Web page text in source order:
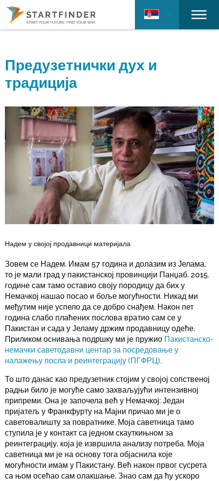
Предузетнички дух и
традиција
Надем у својој продавници материјала
Зовем се Надем. Имам 57 година и долазим из Јелама,
то је мали град у пакистанској провинцији Панџаб. 2015.
године сам тамо оставио своју породицу да бих у
Немачкој нашао посао и боље могућности. Никад ми
међутим није успело да се добро снађем. Након пет
година слабо плаћених послова вратио сам се у
Пакистан и сада у Јеламу држим продавницу одеће.
Приликом оснивања подршку ми је пружио Пакистанско-
немачки саветодавни центар за посредовање у
налажењу посла и реинтеграцију (ПГФРЦ).
То што данас као предузетник стојим у својој сопственој
радњи било је могуће само захваљујући интензивној
припреми. Она је започела већ у Немачкој: Један
пријатељ у Франкфурту на Мајни причао ми је о
саветовалишту за повратнике. Моја саветница тамо
ступила је у контакт са једном скауткињном за
реинтеграцију, која је извршила анализу потреба. Моја
саветница ми је на основу тога објаснила које
могућности имам у Пакистану. Већ након првог сусрета
са њом осећао сам олакшање. Знао сам да ћу ускоро